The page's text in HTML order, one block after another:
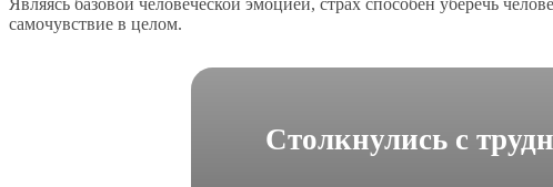
Являясь базовой человеческой эмоцией, страх способен уберечь
самочувствие в целом.
Столкнулись с